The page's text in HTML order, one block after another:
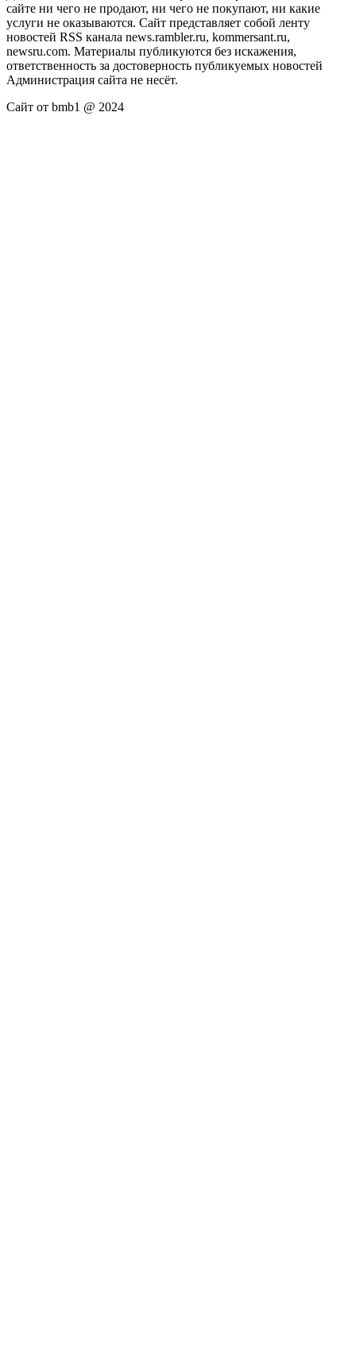
сайте ни чего не продают, ни чего не покупают, ни какие
услуги не оказываются. Сайт представляет собой ленту
новостей RSS канала news.rambler.ru, kommersant.ru,
newsru.com. Материалы публикуются без искажения,
ответственность за достоверность публикуемых новостей
Администрация сайта не несёт.
Сайт от bmb1 @ 2024